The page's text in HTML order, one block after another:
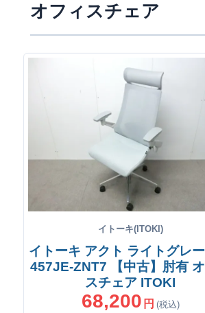
オフィスチェア
イトーキ(ITOKI)
イトーキ アクト ライトグレ
457JE-ZNT7 【中古】肘有
スチェア ITOKI
68,200 円 (税込)